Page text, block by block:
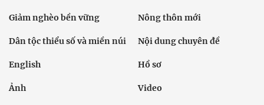
Giảm nghèo bền vững Nông thôn mới
Dân tộc thiểu số và miền núi Nội dung chuyên đề
English Hồ sơ
Ảnh Video